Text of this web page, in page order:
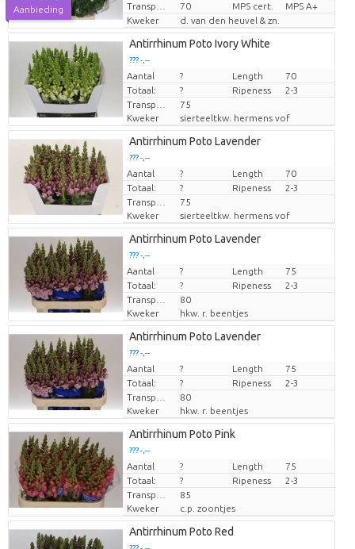
Aanbieding 70 MPS cert.
MPS A+
Kweker
d. van den heuvel & zn.
Antirrhinum Poto Ivory White
??? -,--
Prijs per stuk
Aantal ? Length
70
Totaal:
? Ripeness
2-3
75
Kweker
sierteeltkw. hermens vof
Antirrhinum Poto Lavender
??? -,--
Prijs per stuk
Aantal ? Length
70
Totaal:
? Ripeness
2-3
75
Kweker
sierteeltkw. hermens vof
Antirrhinum Poto Lavender
??? -,--
Prijs per stuk
Aantal ? Length
75
Totaal:
? Ripeness
2-3
80
Kweker
hkw. r. beentjes
Antirrhinum Poto Lavender
??? -,--
Prijs per stuk
Aantal ? Length
75
Totaal:
? Ripeness
2-3
80
Kweker
hkw. r. beentjes
Antirrhinum Poto Pink
??? -,--
Prijs per stuk
Aantal ? Length
75
Totaal:
? Ripeness
2-3
85
Kweker
c.p. zoontjes
Antirrhinum Poto Red